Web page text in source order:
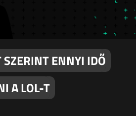
ENNYI IDŐ
A LOL-T